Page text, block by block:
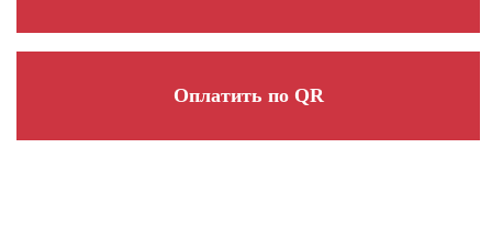
Оплатить по QR